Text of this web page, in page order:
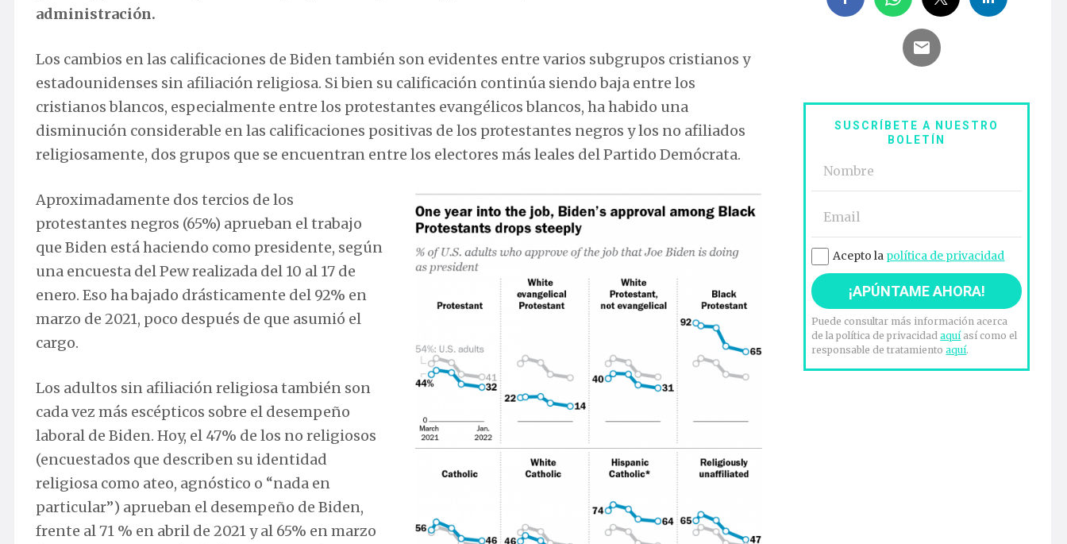
administración.
Los cambios en las calificaciones de Biden también son evidentes entre varios subgrupos cristianos y
estadounidenses sin afiliación religiosa. Si bien su calificación continúa siendo baja entre los
cristianos blancos, especialmente entre los protestantes evangélicos blancos, ha habido una
disminución considerable en las calificaciones positivas de los protestantes negros y los no afiliados
religiosamente, dos grupos que se encuentran entre los electores más leales del Partido Demócrata.
Aproximadamente dos tercios de los
protestantes negros (65%) aprueban el trabajo
que Biden está haciendo como presidente, según
una encuesta del Pew realizada del 10 al 17 de
enero. Eso ha bajado drásticamente del 92% en
marzo de 2021, poco después de que asumió el
cargo.
Los adultos sin afiliación religiosa también son
cada vez más escépticos sobre el desempeño
laboral de Biden. Hoy, el 47% de los no religiosos
(encuestados que describen su identidad
religiosa como ateo, agnóstico o “nada en
particular”) aprueban el desempeño de Biden,
frente al 71 % en abril de 2021 y al 65% en marzo
SUSCRÍBETE A NUESTRO
BOLETÍN
Acepto la política de privacidad
Puede consultar más información acerca
de la política de privacidadaquíasí como el
responsable de tratamientoaquí.